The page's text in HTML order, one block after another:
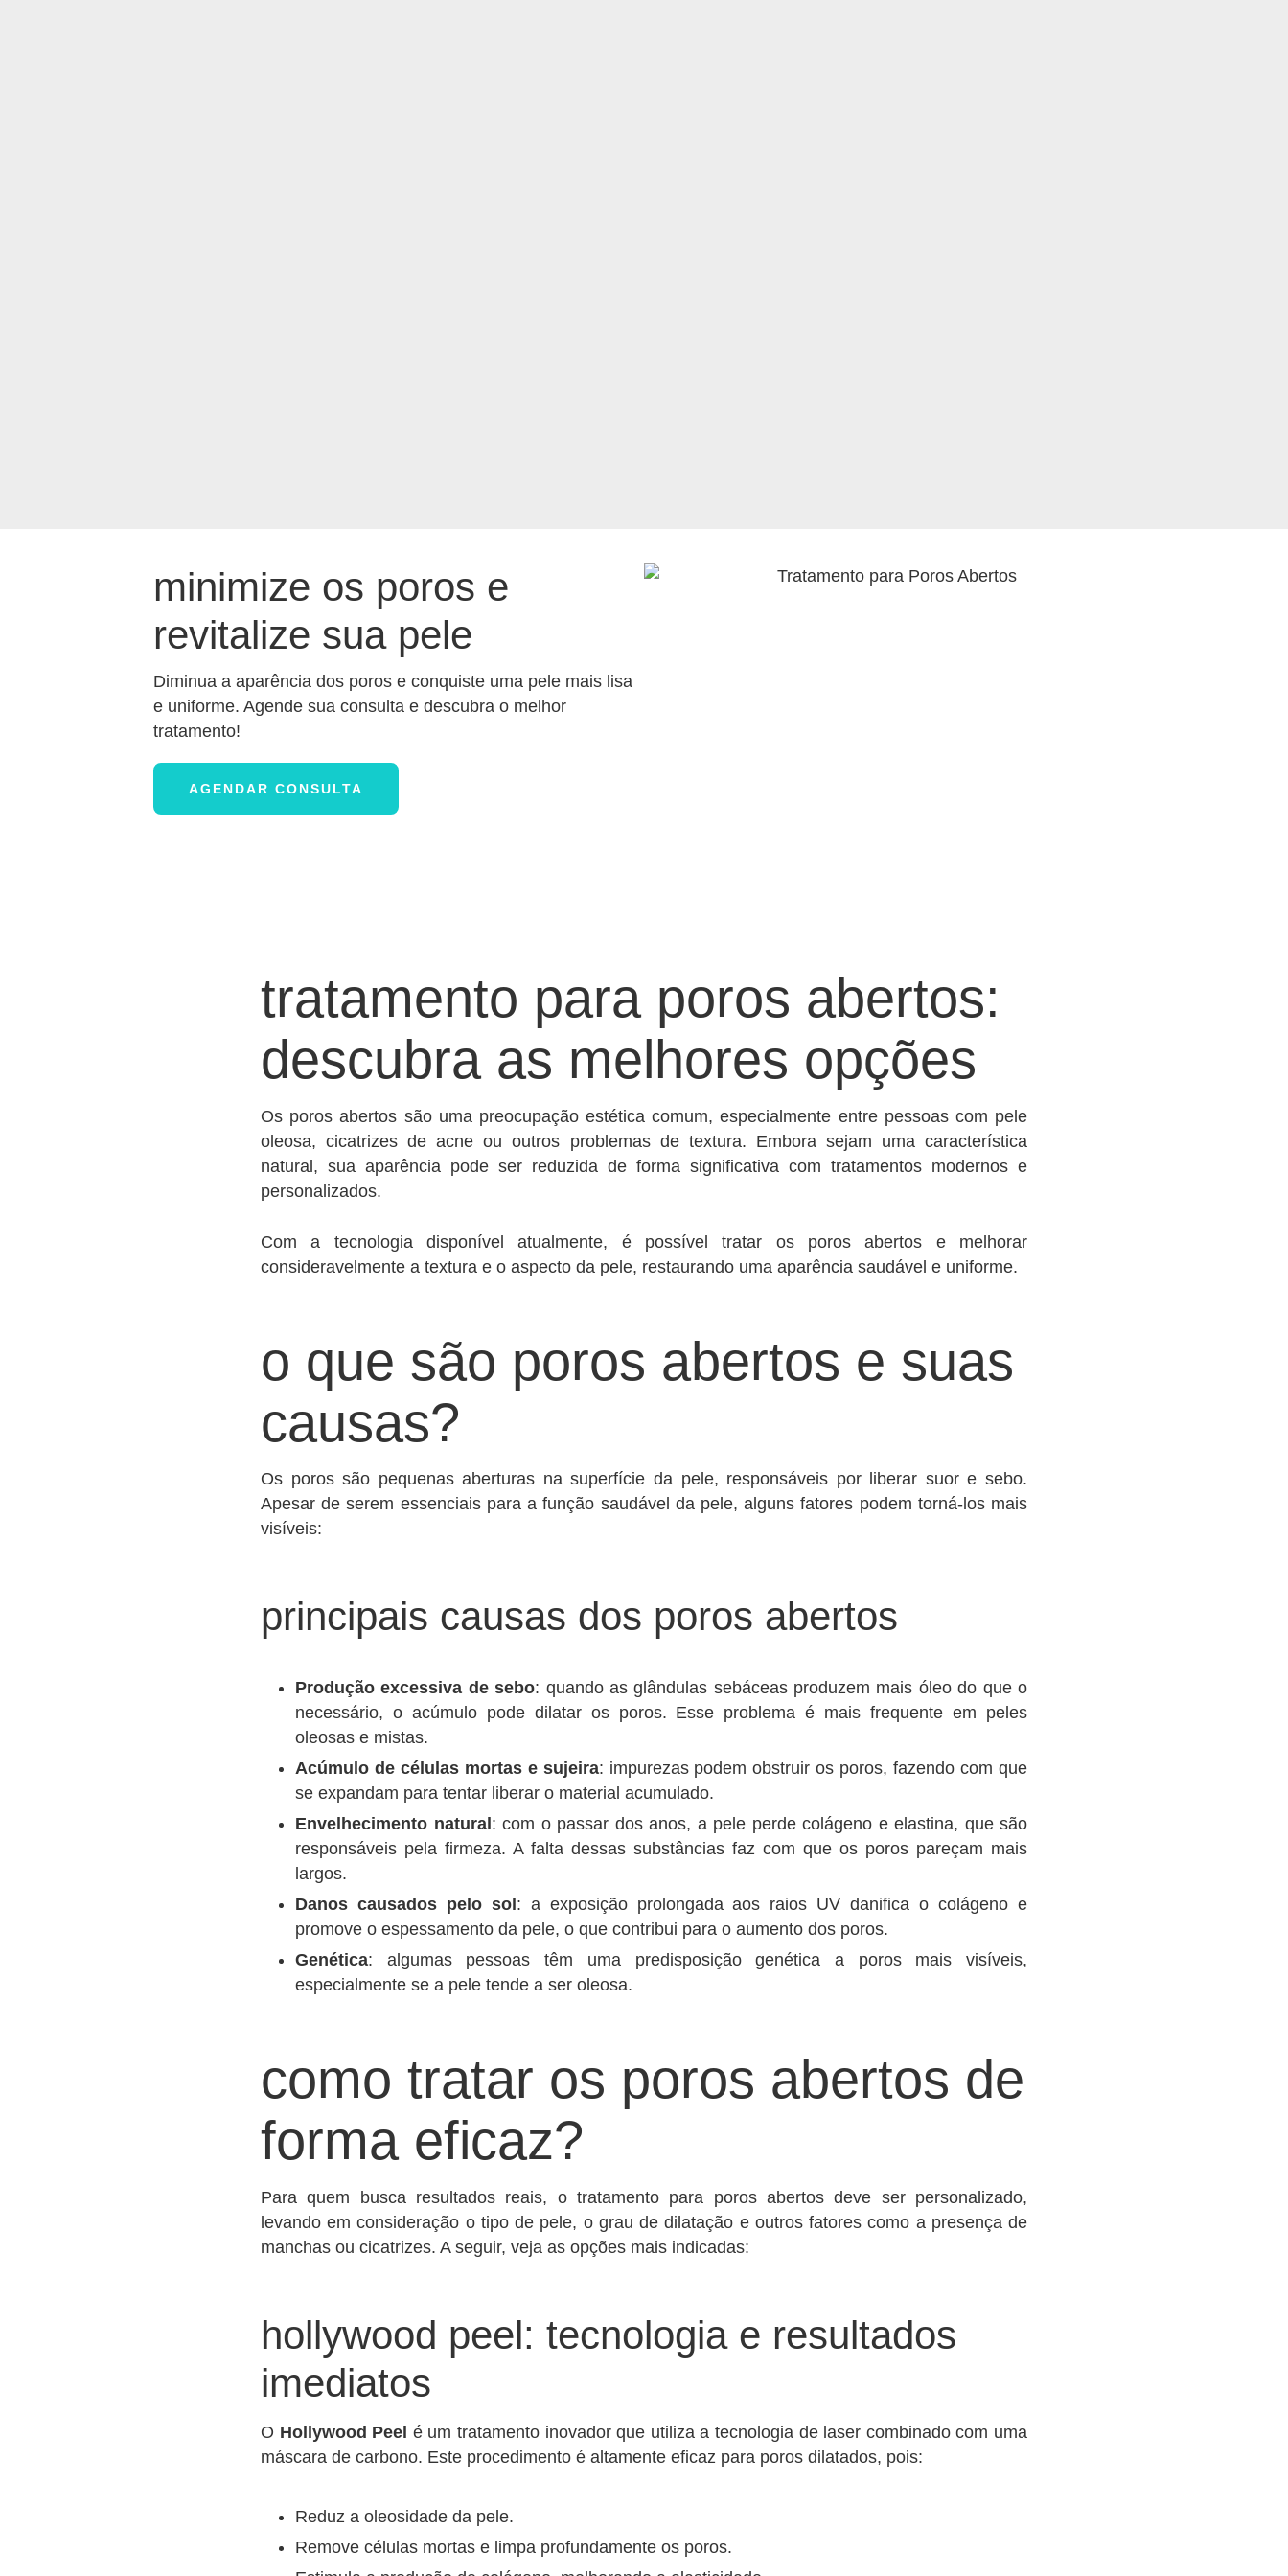
minimize os poros e
revitalize sua pele
Diminua a aparência dos poros e conquiste uma pele mais lisa
e uniforme. Agende sua consulta e descubra o melhor
tratamento!
AGENDAR CONSULTA
tratamento para poros abertos:
descubra as melhores opções
Os poros abertos são uma preocupação estética comum, especialmente entre pessoas com pele
oleosa, cicatrizes de acne ou outros problemas de textura. Embora sejam uma característica
natural, sua aparência pode ser reduzida de forma significativa com tratamentos modernos e
personalizados.
Com a tecnologia disponível atualmente, é possível tratar os poros abertos e melhorar
consideravelmente a textura e o aspecto da pele, restaurando uma aparência saudável e uniforme.
o que são poros abertos e suas
causas?
Os poros são pequenas aberturas na superfície da pele, responsáveis por liberar suor e sebo.
Apesar de serem essenciais para a função saudável da pele, alguns fatores podem torná-los mais
visíveis:
principais causas dos poros abertos
Produção excessiva de sebo: quando as glândulas sebáceas produzem mais óleo do que o
necessário, o acúmulo pode dilatar os poros. Esse problema é mais frequente em peles
oleosas e mistas.
Acúmulo de células mortas e sujeira: impurezas podem obstruir os poros, fazendo com que
se expandam para tentar liberar o material acumulado.
Envelhecimento natural : com o passar dos anos, a pele perde colágeno e elastina, que são
responsáveis pela firmeza. A falta dessas substâncias faz com que os poros pareçam mais
largos.
Danos causados pelo sol : a exposição prolongada aos raios UV danifica o colágeno e
promove o espessamento da pele, o que contribui para o aumento dos poros.
Genética: algumas pessoas têm uma predisposição genética a poros mais visíveis,
especialmente se a pele tende a ser oleosa.
como tratar os poros abertos de
forma eficaz?
Para quem busca resultados reais, o tratamento para poros abertos deve ser personalizado,
levando em consideração o tipo de pele, o grau de dilatação e outros fatores como a presença de
manchas ou cicatrizes. A seguir, veja as opções mais indicadas:
hollywood peel: tecnologia e resultados
imediatos
O Hollywood Peel é um tratamento inovador que utiliza a tecnologia de laser combinado com uma
máscara de carbono. Este procedimento é altamente eficaz para poros dilatados, pois:
Reduz a oleosidade da pele.
Remove células mortas e limpa profundamente os poros.